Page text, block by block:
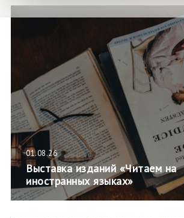
01.08.26
Выставка изданий «Читаем на
иностранных языках»